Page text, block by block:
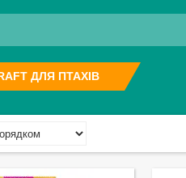
ДЛЯ ПТАХІВ